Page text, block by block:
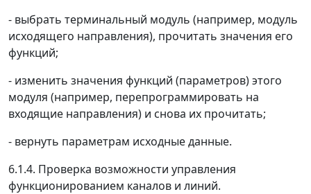
- выбрать терминальный модуль (например, модуль
исходящего направления), прочитать значения его
функций;
- изменить значения функций (параметров) этого
модуля (например, перепрограммировать на
входящие направления) и снова их прочитать;
- вернуть параметрам исходные данные.
6.1.4. Проверка возможности управления
функционированием каналов и линий.